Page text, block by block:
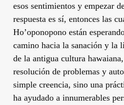
esos sentimientos y empezar
respuesta es sí, entonces las
Ho’oponopono están
camino hacia la sanación y la
de la antigua cultura
resolución de problemas y
simple creencia, sino una
ha ayudado a innumerables